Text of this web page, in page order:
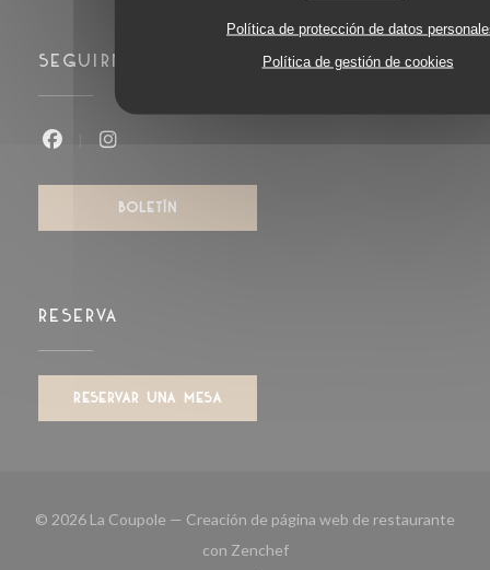
Política de protección de datos
Política de gestión de cookies
SEGUIRNOS
BOLETÍN
RESERVA
RESERVAR UNA MESA
© 2026 La Coupole — Creación de página web de restaurante
con Zenchef((abre en una nueva ventana))